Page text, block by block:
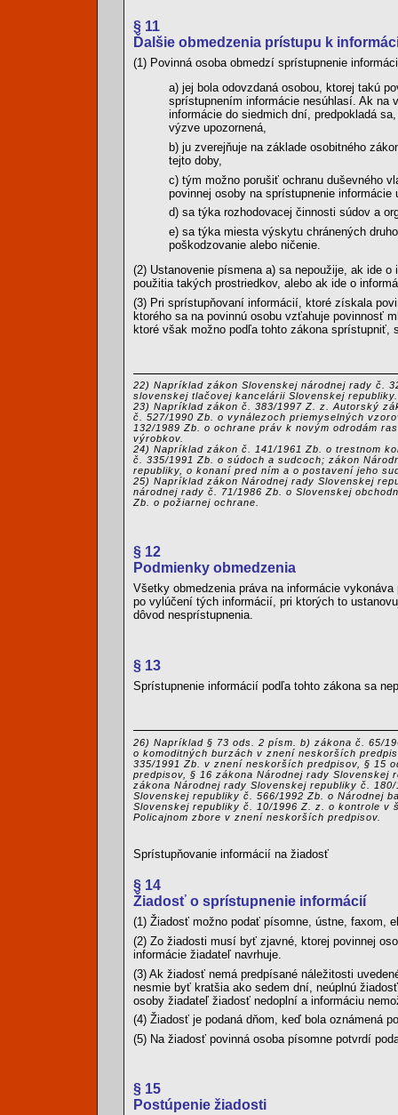
§ 11
Ďalšie obmedzenia prístupu k
(1) Povinná osoba obmedzí sprístupnenie
a) jej bola odovzdaná osobou, ktorej takú
sprístupnením informácie nesúhlasí. Ak na
informácie do siedmich dní, predpokladá
výzve upozornená,
b) ju zverejňuje na základe osobitného
tejto doby,
c) tým možno porušiť ochranu duševného
povinnej osoby na sprístupnenie informácie
d) sa týka rozhodovacej činnosti súdov a
e) sa týka miesta výskytu chránených
poškodzovanie alebo ničenie.
(2) Ustanovenie písmena a) sa nepoužije, ak ide
použitia takých prostriedkov, alebo ak ide o
(3) Pri sprístupňovaní informácií, ktoré získala
ktorého sa na povinnú osobu vzťahuje povinnosť
ktoré však možno podľa tohto zákona sprístupniť,
22) Napríklad zákon Slovenskej národnej rady č.
slovenskej tlačovej kancelárii Slovenskej republiky.
23) Napríklad zákon č. 383/1997 Z. z. Autorský
č. 527/1990 Zb. o vynálezoch priemyselných
132/1989 Zb. o ochrane práv k novým odrodám
výrobkov.
24) Napríklad zákon č. 141/1961 Zb. o trestnom
č. 335/1991 Zb. o súdoch a sudcoch; zákon
republiky, o konaní pred ním a o postavení jeho
25) Napríklad zákon Národnej rady Slovenskej
národnej rady č. 71/1986 Zb. o Slovenskej
Zb. o požiarnej ochrane.
§ 12
Podmienky obmedzenia
Všetky obmedzenia práva na informácie
po vylúčení tých informácií, pri ktorých to
dôvod nesprístupnenia.
§ 13
Sprístupnenie informácií podľa tohto zákona sa
26) Napríklad § 73 ods. 2 písm. b) zákona č. 65/
o komoditných burzách v znení neskorších
335/1991 Zb. v znení neskorších predpisov, § 15
predpisov, § 16 zákona Národnej rady
zákona Národnej rady Slovenskej republiky č.
Slovenskej republiky č. 566/1992 Zb. o Národnej
Slovenskej republiky č. 10/1996 Z. z. o kontrole v
Policajnom zbore v znení neskorších predpisov.
Sprístupňovanie informácií na žiadosť
§ 14
Žiadosť o sprístupnenie informácií
(1) Žiadosť možno podať písomne, ústne, faxom,
(2) Zo žiadosti musí byť zjavné, ktorej povinnej
informácie žiadateľ navrhuje.
(3) Ak žiadosť nemá predpísané náležitosti
nesmie byť kratšia ako sedem dní, neúplnú
osoby žiadateľ žiadosť nedoplní a informáciu
(4) Žiadosť je podaná dňom, keď bola oznámená
(5) Na žiadosť povinná osoba písomne potvrdí
§ 15
Postúpenie žiadosti